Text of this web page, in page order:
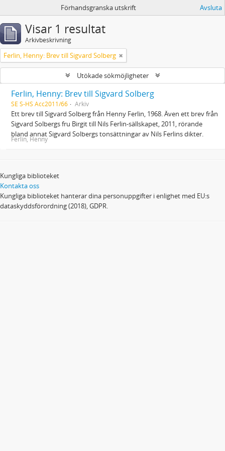
Förhandsgranska utskrift Avsluta
Visar 1 resultat
Arkivbeskrivning
Ferlin, Henny: Brev till Sigvard Solberg
Utökade sökmöjligheter
Ferlin, Henny: Brev till Sigvard Solberg
SE S-HS Acc2011/66 Arkiv
Ett brev till Sigvard Solberg från Henny Ferlin, 1968. Även ett brev från
Sigvard Solbergs fru Birgit till Nils Ferlin-sällskapet, 2011, rörande
bland annat Sigvard Solbergs tonsättningar av Nils Ferlins dikter.
Ferlin, Henny
Kungliga biblioteket
Kontakta oss
Kungliga biblioteket hanterar dina personuppgifter i enlighet med EU:s
dataskyddsförordning (2018), GDPR.